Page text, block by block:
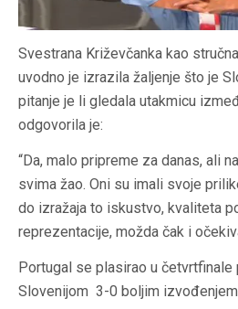
Svestrana Križevčanka kao
uvodno je izrazila žaljenje što je
pitanje je li gledala utakmicu
odgovorila je:
“Da, malo pripreme za danas, ali
svima žao. Oni su imali svoje
do izražaja to iskustvo, kvaliteta
reprezentacije, možda čak i
Portugal se plasirao u četvrtfinale
Slovenijom 3-0 boljim